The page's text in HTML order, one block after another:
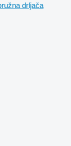
drljača